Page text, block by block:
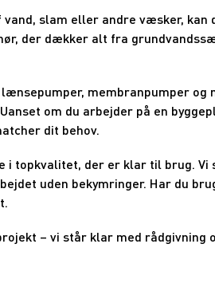
slam eller andre væsker, kan
der dækker alt fra
membranpumper og
om du arbejder på en
dit behov.
i topkvalitet, der er klar til brug.
uden bekymringer. Har du
– vi står klar med rådgivning